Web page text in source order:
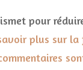
pour
plus sur la